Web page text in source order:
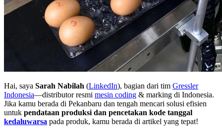
Hai, saya Sarah Nabilah (LinkedIn), bagian dari tim Gressler
Indonesia—distributor resmi mesin coding & marking di Indonesia.
Jika kamu berada di Pekanbaru dan tengah mencari solusi efisien
untuk pendataan produksi dan pencetakan kode tanggal
kedaluwarsa pada produk, kamu berada di artikel yang tepat!